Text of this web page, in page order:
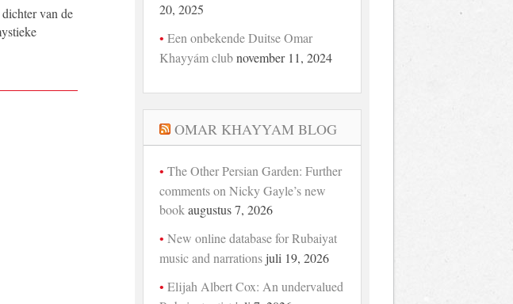
van de
20, 2025
Een onbekende Duitse Omar
Khayyám club november 11, 2024
OMAR KHAYYAM BLOG
The Other Persian Garden: Further
comments on Nicky Gayle’s new
book augustus 7, 2026
New online database for Rubaiyat
music and narrations juli 19, 2026
Elijah Albert Cox: An undervalued